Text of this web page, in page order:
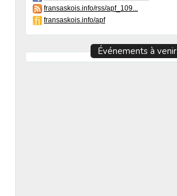
fransaskois.info/rss/apf_109...
fransaskois.info/apf
Événements à venir